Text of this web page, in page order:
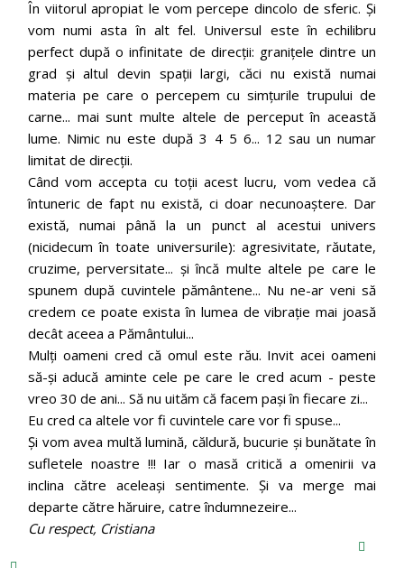
În viitorul apropiat le vom percepe dincolo de sferic. Și
vom numi asta în alt fel. Universul este în echilibru
perfect după o infinitate de direcții: granițele dintre un
grad și altul devin spații largi, căci nu există numai
materia pe care o percepem cu simțurile trupului de
carne... mai sunt multe altele de perceput în această
lume. Nimic nu este după 3 4 5 6... 12 sau un numar
limitat de direcții.
Când vom accepta cu toții acest lucru, vom vedea că
întuneric de fapt nu există, ci doar necunoaștere. Dar
există, numai până la un punct al acestui univers
(nicidecum în toate universurile): agresivitate, răutate,
cruzime, perversitate... și încă multe altele pe care le
spunem după cuvintele pământene... Nu ne-ar veni să
credem ce poate exista în lumea de vibrație mai joasă
decât aceea a Pământului...
Mulți oameni cred că omul este rău. Invit acei oameni
să-și aducă aminte cele pe care le cred acum - peste
vreo 30 de ani... Să nu uităm că facem pași în fiecare zi...
Eu cred ca altele vor fi cuvintele care vor fi spuse...
Și vom avea multă lumină, căldură, bucurie și bunătate în
sufletele noastre !!! Iar o masă critică a omenirii va
inclina către aceleași sentimente. Și va merge mai
departe către hăruire, catre îndumnezeire...
Cu respect, Cristiana